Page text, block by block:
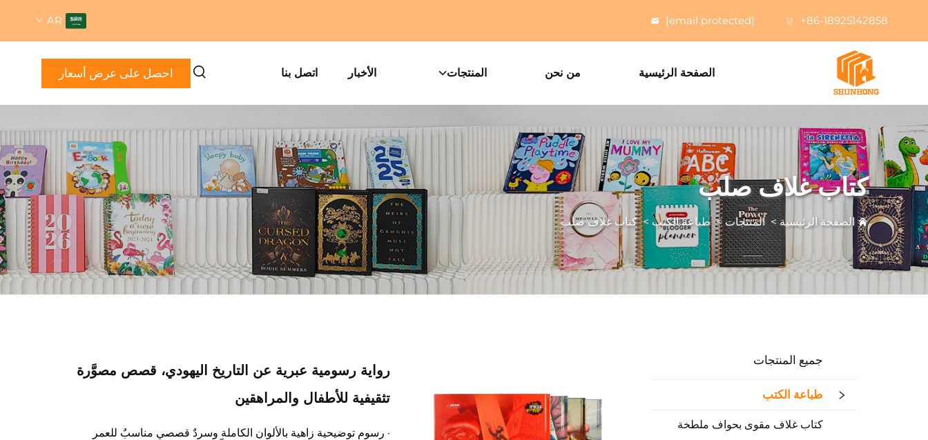
+86-18925142858
[email protected]
AR
الصفحة الرئيسية من نحن المنتجات الأخبار اتصل بنا احصل على عرض أسعار
كتاب غلاف صلب
الصفحة الرئيسية>المنتجات>طباعة الكتب >كتاب غلاف صلب
جميع المنتجات
طباعة الكتب
كتاب غلاف مقوى بحواف ملطخة
رواية رسومية عبرية عن التاريخ اليهودي، قصص مصوَّرة
تثقيفية للأطفال والمراهقين
· رسوم توضيحية زاهية بالألوان الكاملة وسردٌ قصصي مناسبٌ للعمر